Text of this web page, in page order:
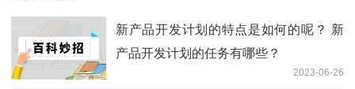
新产品开发计划的特点是如何的呢？ 新
产品开发计划的任务有哪些？
2023-06-26